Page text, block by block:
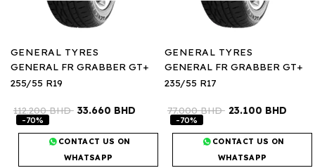
GENERAL TYRES
GENERAL FR GRABBER GT+
235/55 R17
77.000BHD 23.100 BHD
-70%
CONTACT US ON
WHATSAPP
GENERAL TYRES
GENERAL FR GRABBER GT+
255/55 R19
112.200BHD 33.660 BHD
-70%
CONTACT US ON
WHATSAPP